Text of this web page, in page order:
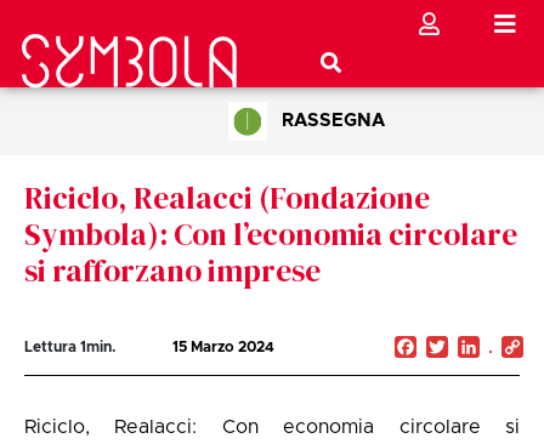
RASSEGNA
Riciclo, Realacci (Fondazione
Symbola): Con l’economia circolare
si rafforzano imprese
Lettura 1min. 15 Marzo 2024 Facebook
Twitter
Riciclo, Realacci: Con economia circolare si